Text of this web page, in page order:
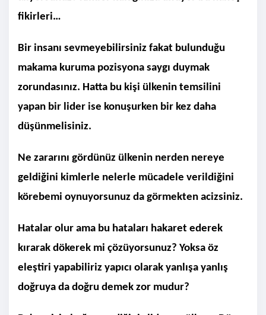
fikirleri…
Bir insanı sevmeyebilirsiniz fakat bulunduğu
makama kuruma pozisyona saygı duymak
zorundasınız. Hatta bu kişi ülkenin temsilini
yapan bir lider ise konuşurken bir kez daha
düşünmelisiniz.
Ne zararını gördünüz ülkenin nerden nereye
geldiğini kimlerle nelerle mücadele verildiğini
körebemi oynuyorsunuz da görmekten acizsiniz.
Hatalar olur ama bu hataları hakaret ederek
kırarak dökerek mi çözüyorsunuz? Yoksa öz
eleştiri yapabiliriz yapıcı olarak yanlışa yanlış
doğruya da doğru demek zor mudur?